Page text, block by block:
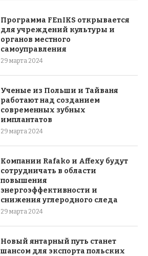
Программа FEnIKS открывается
для учреждений культуры и
органов местного
самоуправления
29 марта 2024
Ученые из Польши и Тайваня
работают над созданием
современных зубных
имплантатов
29 марта 2024
Компании Rafako и Affexy будут
сотрудничать в области
повышения
энергоэффективности и
снижения углеродного следа
29 марта 2024
Новый янтарный путь станет
шансом для экспорта польских